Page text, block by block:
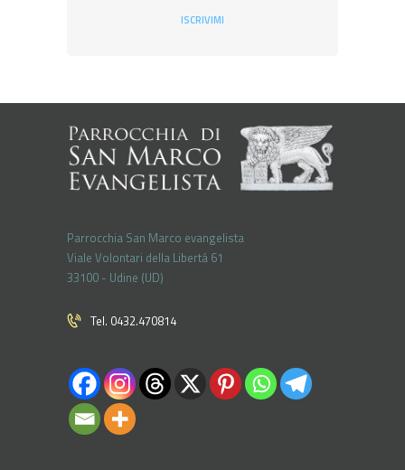
ISCRIVIMI
Parrocchia San Marco evangelista
Viale Volontari della Libertá 61
33100 - Udine (UD)
Tel. 0432.470814